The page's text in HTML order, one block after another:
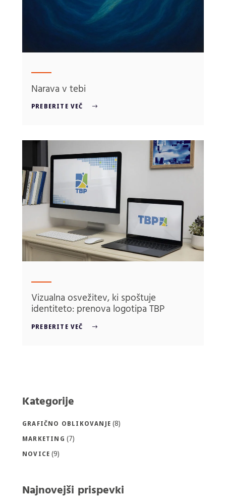
Narava v tebi
PREBERITE VEČ
Vizualna osvežitev, ki spoštuje
identiteto: prenova logotipa TBP
PREBERITE VEČ
Kategorije
GRAFIČNO OBLIKOVANJE (8)
MARKETING (7)
NOVICE (9)
Najnovejši prispevki